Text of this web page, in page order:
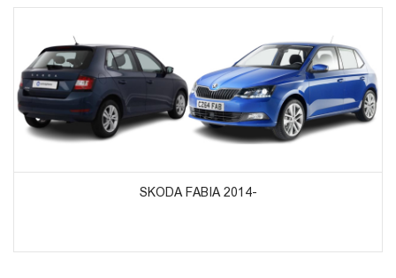
SKODA FABIA 2014-